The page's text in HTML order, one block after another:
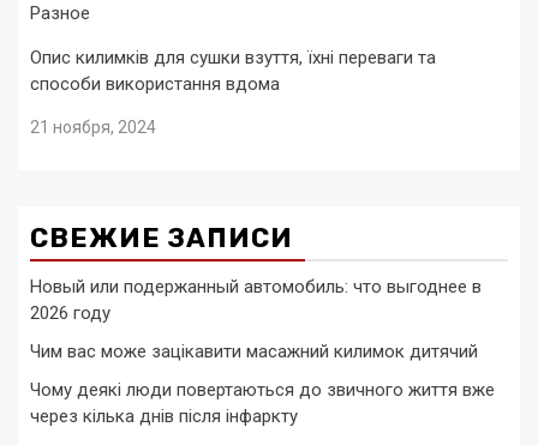
Разное
Опис килимків для сушки взуття, їхні переваги та
способи використання вдома
21 ноября, 2024
СВЕЖИЕ ЗАПИСИ
Новый или подержанный автомобиль: что выгоднее в
2026 году
Чим вас може зацікавити масажний килимок дитячий
Чому деякі люди повертаються до звичного життя вже
через кілька днів після інфаркту